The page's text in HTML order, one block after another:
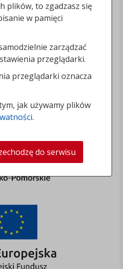
plików, to zgadzasz się
w pamięci
zarządzać
przeglądarki.
przeglądarki oznacza
jak używamy plików
.
do serwisu